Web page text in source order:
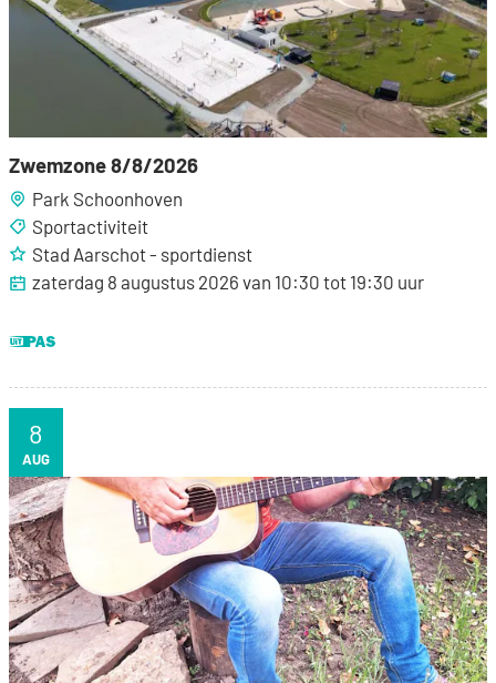
Zwemzone 8/8/2026
Park Schoonhoven
Sportactiviteit
Stad Aarschot - sportdienst
zaterdag 8 augustus 2026 van 10:30 tot 19:30 uur
ZA
8
AUG
Schaluin Smaakt met Frans Connection One Man band